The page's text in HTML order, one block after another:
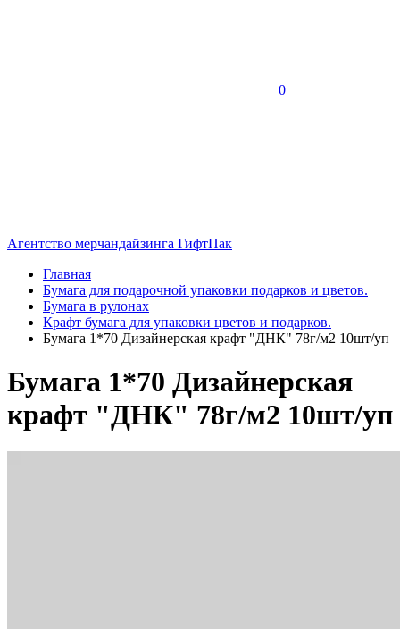
0
Агентство мерчандайзинга ГифтПак
Главная
Бумага для подарочной упаковки подарков и цветов.
Бумага в рулонах
Крафт бумага для упаковки цветов и подарков.
Бумага 1*70 Дизайнерская крафт "ДНК" 78г/м2 10шт/уп
Бумага 1*70 Дизайнерская
крафт "ДНК" 78г/м2 10шт/уп